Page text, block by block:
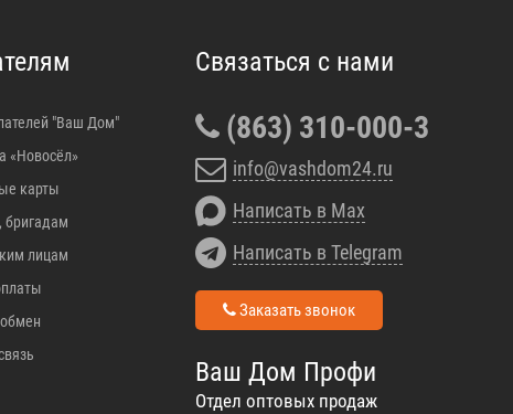
"Ваш Дом"
«Новосёл»
карты
бригадам
лицам
Связаться с нами
(863) 310-000-3
info@vashdom24.ru
Написать в Max
Написать в Telegram
Заказать звонок
Ваш Дом Профи
Отдел оптовых продаж